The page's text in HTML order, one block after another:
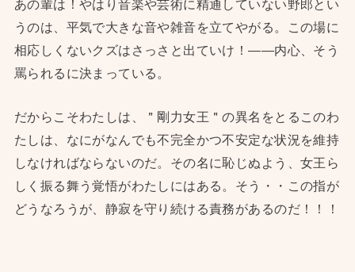
あの輩は！やはり音楽や芸術に精通していない野郎とい
うのは、平気で大きな音や雑音を立てやがる。この場に
相応しくないクズはさっさと出ていけ！——内心、そう
罵られるに決まっている。
だからこそわたしは、＂剛力女王＂の異名をとるこのわ
たしは、なにがなんでも不完全かつ不安定な状況を維持
しなければならないのだ。その名に恥じぬよう、女王ら
しく振る舞う覚悟がわたしにはある。そう・・この指が
どうなろうが、静寂を守り続ける責務があるのだ！！！